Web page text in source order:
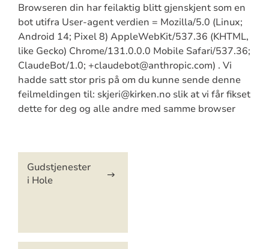
Browseren din har feilaktig blitt gjenskjent som en
bot utifra User-agent verdien = Mozilla/5.0 (Linux;
Android 14; Pixel 8) AppleWebKit/537.36 (KHTML,
like Gecko) Chrome/131.0.0.0 Mobile Safari/537.36;
ClaudeBot/1.0; +claudebot@anthropic.com) . Vi
hadde satt stor pris på om du kunne sende denne
feilmeldingen til: skjeri@kirken.no slik at vi får fikset
dette for deg og alle andre med samme browser
Artikkelsnarveger
Gudstjenester
i Hole